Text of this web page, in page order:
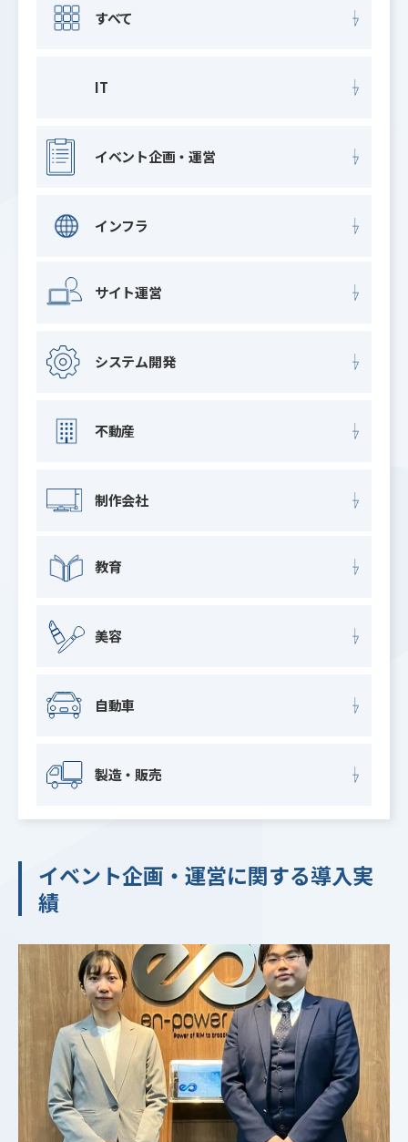
すべて
IT
イベント企画・運営
インフラ
サイト運営
システム開発
不動産
制作会社
教育
美容
自動車
製造・販売
イベント企画・運営に関する導入実
績